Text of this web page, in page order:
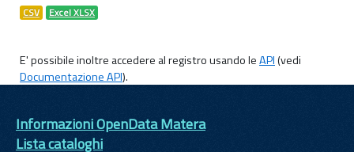
CSV Excel XLSX
E' possibile inoltre accedere al registro usando leAPI(vedi
Documentazione API).
Informazioni OpenData Matera
Lista cataloghi